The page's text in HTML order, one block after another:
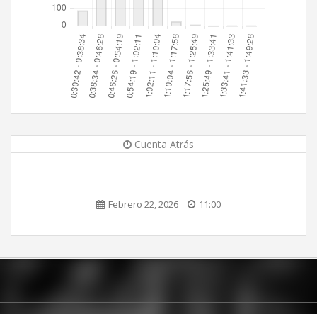
Cuenta Atrás
Febrero 22, 2026 11:00